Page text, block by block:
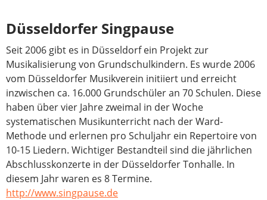
Düsseldorfer Singpause
Seit 2006 gibt es in Düsseldorf ein Projekt zur
Musikalisierung von Grundschulkindern. Es wurde 2006
vom Düsseldorfer Musikverein initiiert und erreicht
inzwischen ca. 16.000 Grundschüler an 70 Schulen. Diese
haben über vier Jahre zweimal in der Woche
systematischen Musikunterricht nach der Ward-
Methode und erlernen pro Schuljahr ein Repertoire von
10-15 Liedern. Wichtiger Bestandteil sind die jährlichen
Abschlusskonzerte in der Düsseldorfer Tonhalle. In
diesem Jahr waren es 8 Termine.
http://www.singpause.de